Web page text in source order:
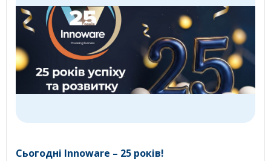
Сьогодні Innoware – 25 років!